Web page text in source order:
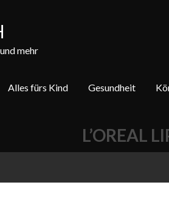
mehr
Alles fürs Kind Gesundheit
L’OREAL